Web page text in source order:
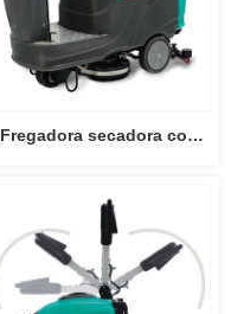
Fregadora secadora con